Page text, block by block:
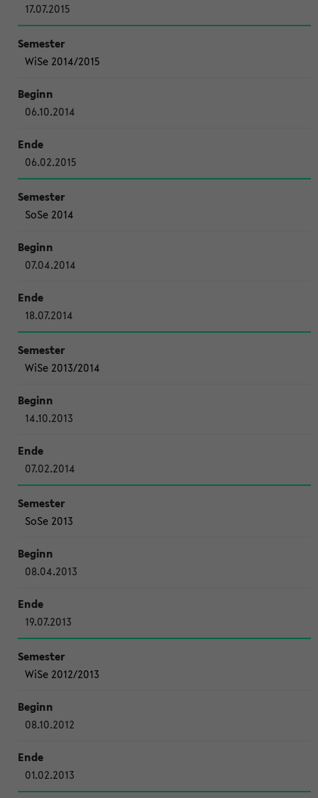
17.07.2015
WiSe 2014/2015
06.10.2014
06.02.2015
SoSe 2014
07.04.2014
18.07.2014
WiSe 2013/2014
14.10.2013
07.02.2014
SoSe 2013
08.04.2013
19.07.2013
WiSe 2012/2013
08.10.2012
01.02.2013